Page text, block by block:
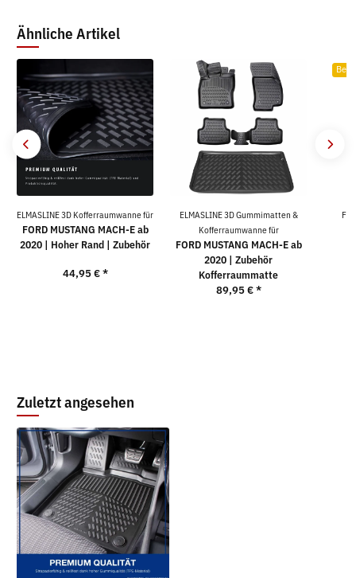
Ähnliche Artikel
ELMASLINE 3D Kofferraumwanne für
FORD MUSTANG MACH-E ab
2020 | Hoher Rand | Zubehör
44,95 €*
ELMASLINE 3D Gummimatten &
Kofferraumwanne für
FORD MUSTANG MACH-E ab
2020 | Zubehör
Kofferraummatte
89,95 €*
Zuletzt angesehen